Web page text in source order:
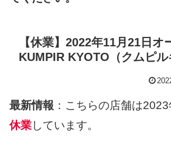
【休業】2022年11月21日オ
KUMPIR KYOTO（クムピル
最新情報 ：こちらの店舗は
休業しています。